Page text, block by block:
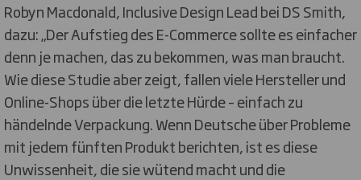
Robyn Macdonald, Inclusive Design Lead bei DS Smith,
dazu: „Der Aufstieg des E-Commerce sollte es einfacher
denn je machen, das zu bekommen, was man braucht.
Wie diese Studie aber zeigt, fallen viele Hersteller und
Online-Shops über die letzte Hürde – einfach zu
händelnde Verpackung. Wenn Deutsche über Probleme
mit jedem fünften Produkt berichten, ist es diese
Unwissenheit, die sie wütend macht und die